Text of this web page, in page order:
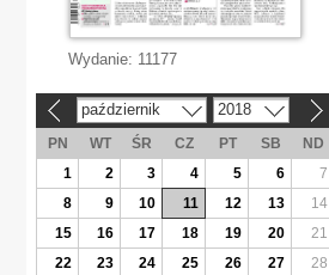
Wydanie: 11177
październik 2018
PN WT ŚR CZ PT SB
ND
1
2 3 4 5 6
7
8
9 10 11 12 13
14
15
16 17 18 19 20
21
22
23 24 25 26 27
28